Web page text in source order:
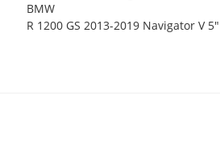
BMW
R 1200 GS 2013-2019 Navigator V 5"